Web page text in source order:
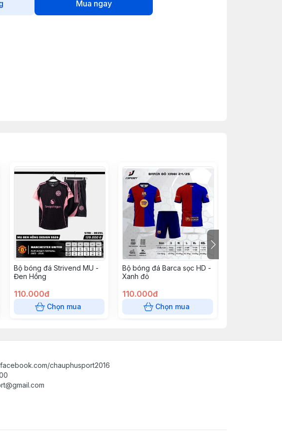
Mua ngay
Bộ bóng đá Strivend MU -
Đen Hồng
110.000đ
Chọn mua
Bộ bóng đá Barca sọc HD -
Xanh đỏ
110.000đ
Chọn mua
chauphusport2016